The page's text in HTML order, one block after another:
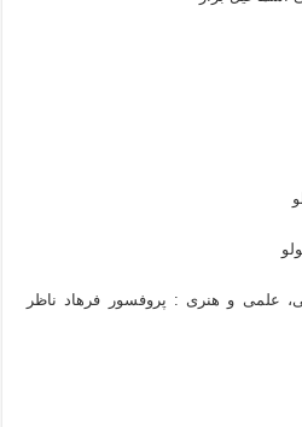
علمی و هنری : پروفسور فرهاد ناظر